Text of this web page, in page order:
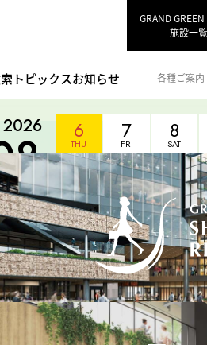
GRAND
施設一覧
トピックスお知らせ 各種ご案
2026
月
6
THU 7
FRI 8
SAT
陽だまりLife 春夏の日々を
コラボメニューや、ここだ
いっぱい！」の夏がやって
Wear New Summer 夏を
昨年約50万人が来場した
もグラングリーン大阪で開
ント、五感で楽しむ夏の涼
8/19(水)、U-FINOがイノ